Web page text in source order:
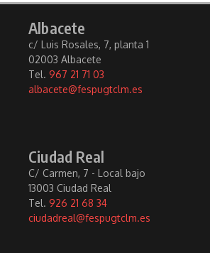
Albacete
c/ Luis Rosales, 7, planta 1
02003 Albacete
Tel. 967 21 71 03
albacete@fespugtclm.es
Ciudad Real
C/ Carmen, 7 - Local bajo
13003 Ciudad Real
Tel. 926 21 68 34
ciudadreal@fespugtclm.es